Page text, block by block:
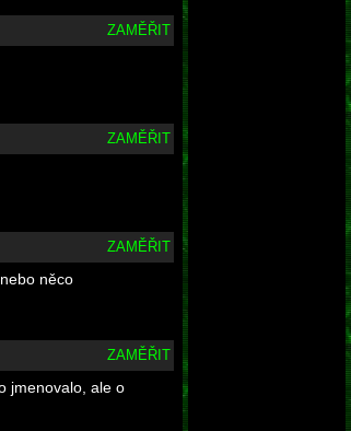
ZAMĚŘIT
ZAMĚŘIT
ZAMĚŘIT
něco
ZAMĚŘIT
jmenovalo, ale o